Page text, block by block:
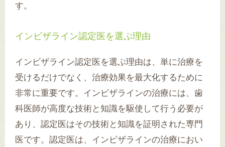
す。
インビザライン認定医を選ぶ理由
インビザライン認定医を選ぶ理由は、単に治療を
受けるだけでなく、治療効果を最大化するために
非常に重要です。インビザラインの治療には、歯
科医師が高度な技術と知識を駆使して行う必要が
あり、認定医はその技術と知識を証明された専門
医です。認定医は、インビザラインの治療におい